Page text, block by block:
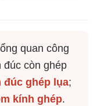
quan công
đúc còn ghép
đúc ghép lụa;
kính ghép.